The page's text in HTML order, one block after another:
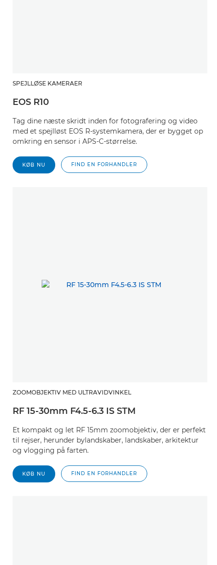
SPEJLLØSE KAMERAER
EOS R10
Tag dine næste skridt inden for fotografering og video
med et spejlløst EOS R-systemkamera, der er bygget op
omkring en sensor i APS-C-størrelse.
KØB NU FIND EN FORHANDLER
ZOOMOBJEKTIV MED ULTRAVIDVINKEL
RF 15-30mm F4.5-6.3 IS STM
Et kompakt og let RF 15mm zoomobjektiv, der er perfekt
til rejser, herunder bylandskaber, landskaber, arkitektur
og vlogging på farten.
KØB NU FIND EN FORHANDLER